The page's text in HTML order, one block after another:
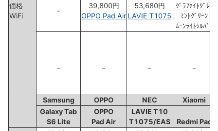
価格
WiFi
－
39,800円
OPPO Pad Air
53,680円
LAVIE T1075
ｸﾞﾗﾌｧｲﾄｸﾞﾚｰ
ﾐﾝﾄｸﾞﾘｰﾝ
ﾑｰﾝﾗｲﾄｼﾙﾊﾞｰ
－ － － －
Samsung OPPO NEC
Xiaomi
Galaxy Tab
S6 Lite
OPPO
Pad Air
LAVIE T10
T1075/EAS
Redmi Pad